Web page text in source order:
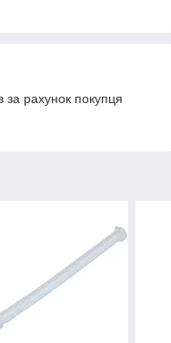
рахунок покупця